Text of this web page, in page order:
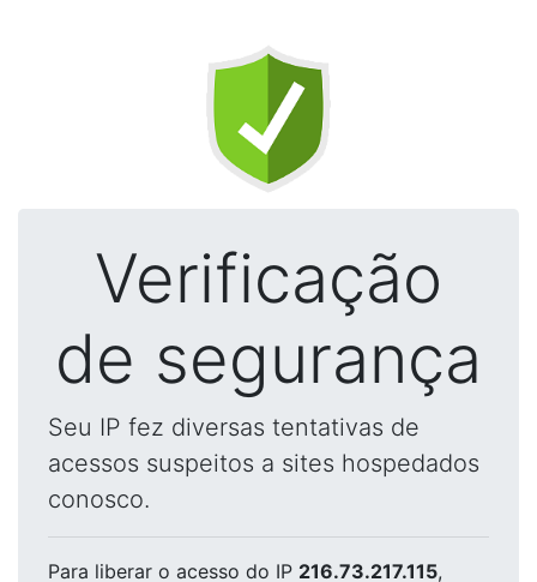
Verificação
de segurança
Seu IP fez diversas tentativas de
acessos suspeitos a sites hospedados
conosco.
Para liberar o acesso do IP 216.73.217.115,